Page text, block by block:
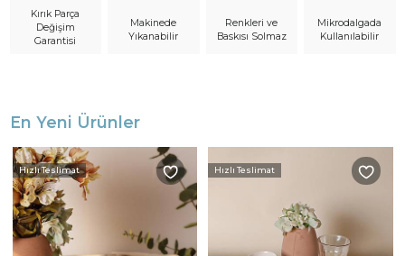
Kırık Parça
Değişim
Garantisi
Makinede
Yıkanabilir
Renkleri ve
Baskısı Solmaz
Mikrodalgada
Kullanılabilir
En Yeni Ürünler
Hızlı Teslimat Hızlı Teslimat